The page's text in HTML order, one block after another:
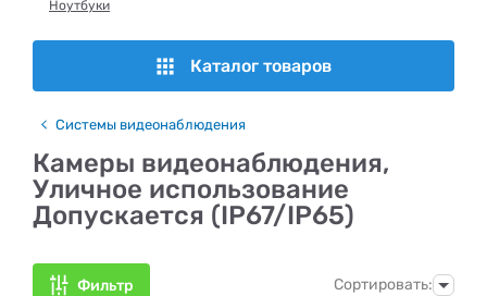
Ноутбуки
Каталог товаров
Системы видеонаблюдения
Камеры видеонаблюдения,
Уличное использование
Допускается (IP67/IP65)
Фильтр Сортировать: